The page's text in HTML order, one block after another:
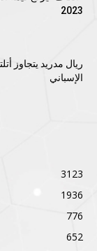
2023
ريال مدريد يتجاوز
الإسباني
3123
1936
776
652